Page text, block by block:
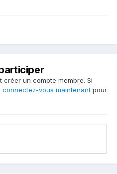
un compte membre. Si
connectez-vous maintenant pour